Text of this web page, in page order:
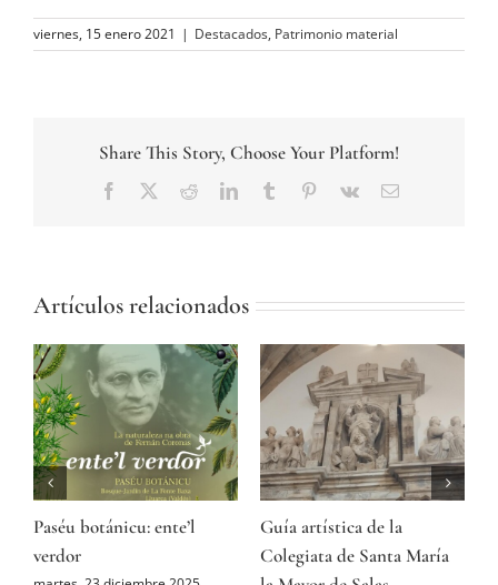
viernes, 15 enero 2021 | Destacados, Patrimonio material
Share This Story, Choose Your Platform!
Facebook
TwitterRedditLinkedInTumblr Pinterest
Vk
Correo
Artículos relacionados
Paséu botánicu: ente’l
verdor
Guía artística de la
Colegiata de Santa María